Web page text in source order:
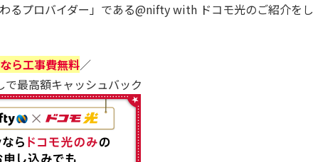
なりかねません。この記事
イダー」の選び方を詳しく
るプロバイダー」である@nifty with ドコモ光のご紹介をし
ら工事費無料／
で最高額キャッシュバック